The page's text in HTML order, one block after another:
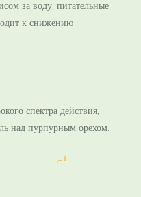
за воду, питательные
к снижению
спектра действия,
над пурпурным орехом.